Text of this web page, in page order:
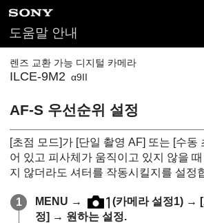
도움말 안내
렌즈 교환 가능 디지털 카메라
ILCE-9M2 α9II
AF-S 우선순위 설정
[초점 모드]가 [단일 촬영 AF] 또는 [수동
어 있고 피사체가 움직이고 있지 않을
지 않더라도 셔터를 작동시킬지를 설정
MENU → (카메라 설정1) →
정] → 원하는 설정.